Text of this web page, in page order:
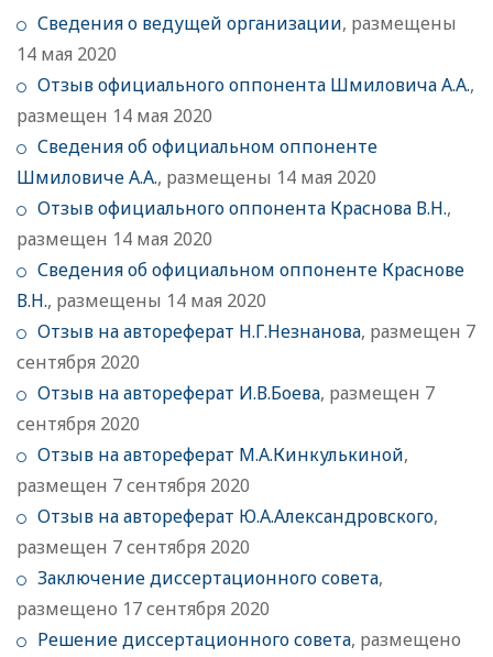
Сведения о ведущей организации, размещены
14 мая 2020
Отзыв официального оппонента Шмиловича А.А.,
размещен 14 мая 2020
Сведения об официальном оппоненте
Шмиловиче А.А., размещены 14 мая 2020
Отзыв официального оппонента Краснова В.Н.,
размещен 14 мая 2020
Сведения об официальном оппоненте Краснове
В.Н., размещены 14 мая 2020
Отзыв на автореферат Н.Г.Незнанова, размещен 7
сентября 2020
Отзыв на автореферат И.В.Боева, размещен 7
сентября 2020
Отзыв на автореферат М.А.Кинкулькиной,
размещен 7 сентября 2020
Отзыв на автореферат Ю.А.Александровского,
размещен 7 сентября 2020
Заключение диссертационного совета,
размещено 17 сентября 2020
Решение диссертационного совета, размещено